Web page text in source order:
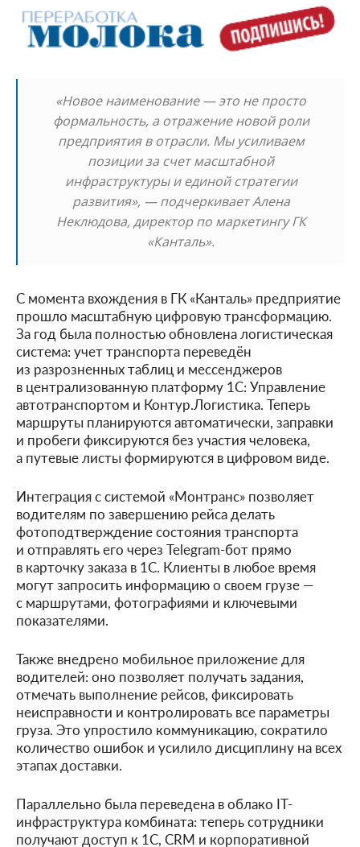
«Новое наименование — это не просто
формальность, а отражение новой роли
предприятия в отрасли. Мы усиливаем
позиции за счет масштабной
инфраструктуры и единой стратегии
развития», — подчеркивает Алена
Неклюдова, директор по маркетингу ГК
«Канталь».
С момента вхождения в ГК «Канталь» предприятие
прошло масштабную цифровую трансформацию.
За год была полностью обновлена логистическая
система: учет транспорта переведён
из разрозненных таблиц и мессенджеров
в централизованную платформу 1С: Управление
автотранспортом и Контур.Логистика. Теперь
маршруты планируются автоматически, заправки
и пробеги фиксируются без участия человека,
а путевые листы формируются в цифровом виде.
Интеграция с системой «Монтранс» позволяет
водителям по завершению рейса делать
фотоподтверждение состояния транспорта
и отправлять его через Telegram-бот прямо
в карточку заказа в 1С. Клиенты в любое время
могут запросить информацию о своем грузе —
с маршрутами, фотографиями и ключевыми
показателями.
Также внедрено мобильное приложение для
водителей: оно позволяет получать задания,
отмечать выполнение рейсов, фиксировать
неисправности и контролировать все параметры
груза. Это упростило коммуникацию, сократило
количество ошибок и усилило дисциплину на всех
этапах доставки.
Параллельно была переведена в облако IT-
инфраструктура комбината: теперь сотрудники
получают доступ к 1С, CRM и корпоративной